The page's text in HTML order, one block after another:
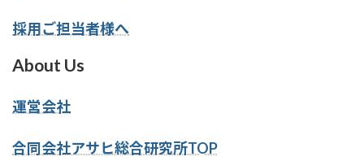
採用ご担当者様へ
About Us
運営会社
合同会社アサヒ総合研究所TOP